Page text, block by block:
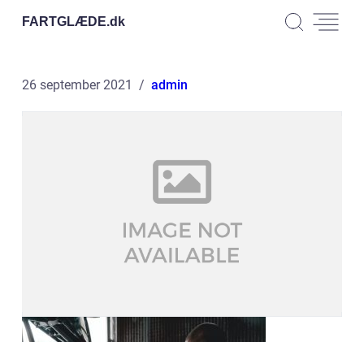
FARTGLÆDE.dk
26 september 2021 admin